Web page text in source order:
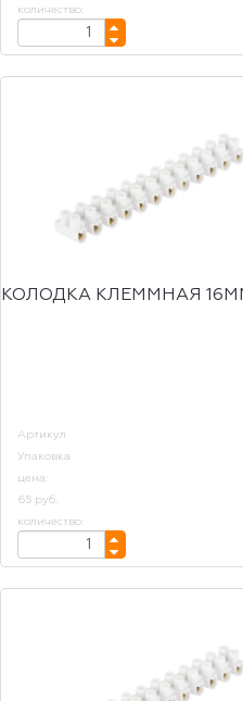
количество:
КОЛОДКА КЛЕММНАЯ
Артикул
Упаковка
цена:
65 руб.
количество: